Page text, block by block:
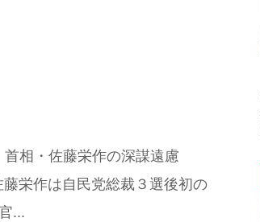
相・佐藤栄作の深謀遠慮
栄作は自民党総裁３選後初の
...